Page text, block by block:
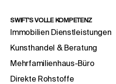
SWIFT'S VOLLE KOMPETENZ
Immobilien Dienstleistungen
Kunsthandel & Beratung
Mehrfamilienhaus-Büro
Direkte Rohstoffe